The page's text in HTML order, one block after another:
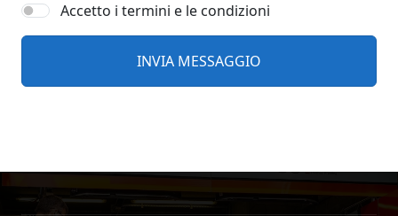
Accetto i termini e le condizioni